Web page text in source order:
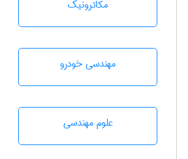
مکاترونیک
مهندسی خودرو
علوم مهندسی